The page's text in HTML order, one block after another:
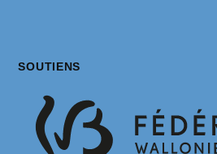
SOUTIENS